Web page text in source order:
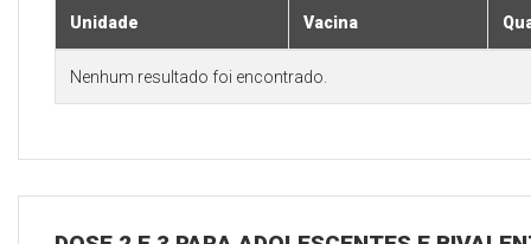
Unidade Vacina
Nenhum resultado foi encontrado.